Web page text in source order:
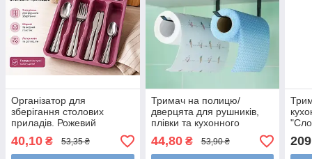
Організатор для
зберігання столових
приладів. Рожевий
40,10 ₴ 53,35 ₴
Тримач на полицю/
дверцята для рушників,
плівки та кухонного
приладдя, чорний
44,80₴ 53,90 ₴